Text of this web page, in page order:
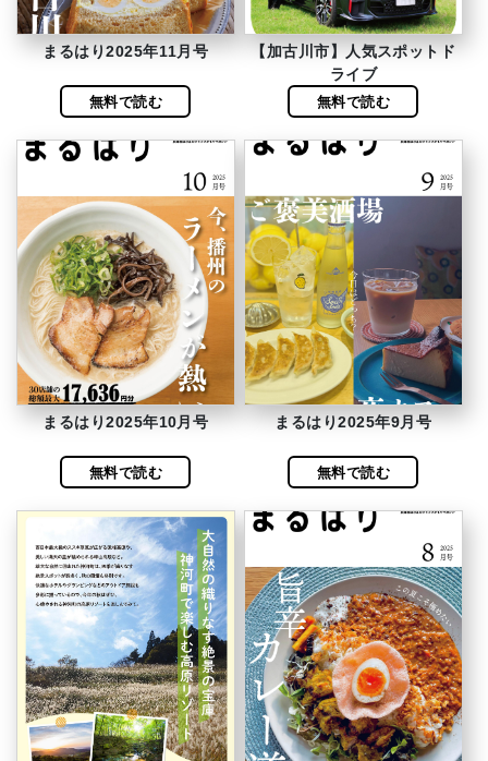
まるはり2025年11月号
無料で読む
【加古川市】人気スポットド
ライブ
無料で読む
まるはり2025年10月号
無料で読む
まるはり2025年9月号
無料で読む